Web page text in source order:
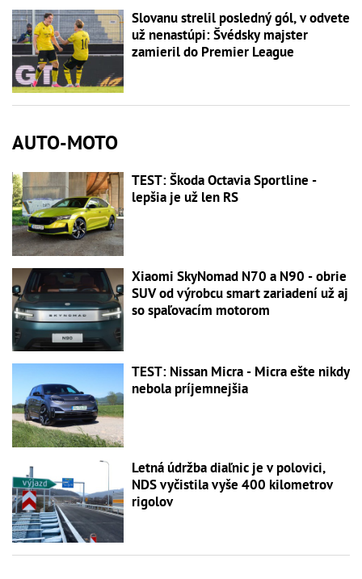
Slovanu strelil posledný gól, v odvete
už nenastúpi: Švédsky majster
zamieril do Premier League
AUTO-MOTO
TEST: Škoda Octavia Sportline -
lepšia je už len RS
Xiaomi SkyNomad N70 a N90 - obrie
SUV od výrobcu smart zariadení už aj
so spaľovacím motorom
TEST: Nissan Micra - Micra ešte nikdy
nebola príjemnejšia
Letná údržba diaľnic je v polovici,
NDS vyčistila vyše 400 kilometrov
rigolov